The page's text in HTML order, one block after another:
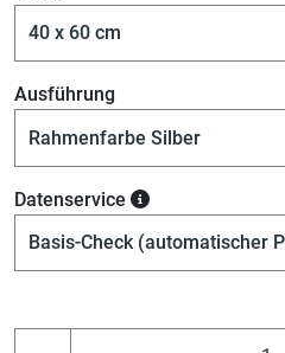
Ausführung
Datenservice